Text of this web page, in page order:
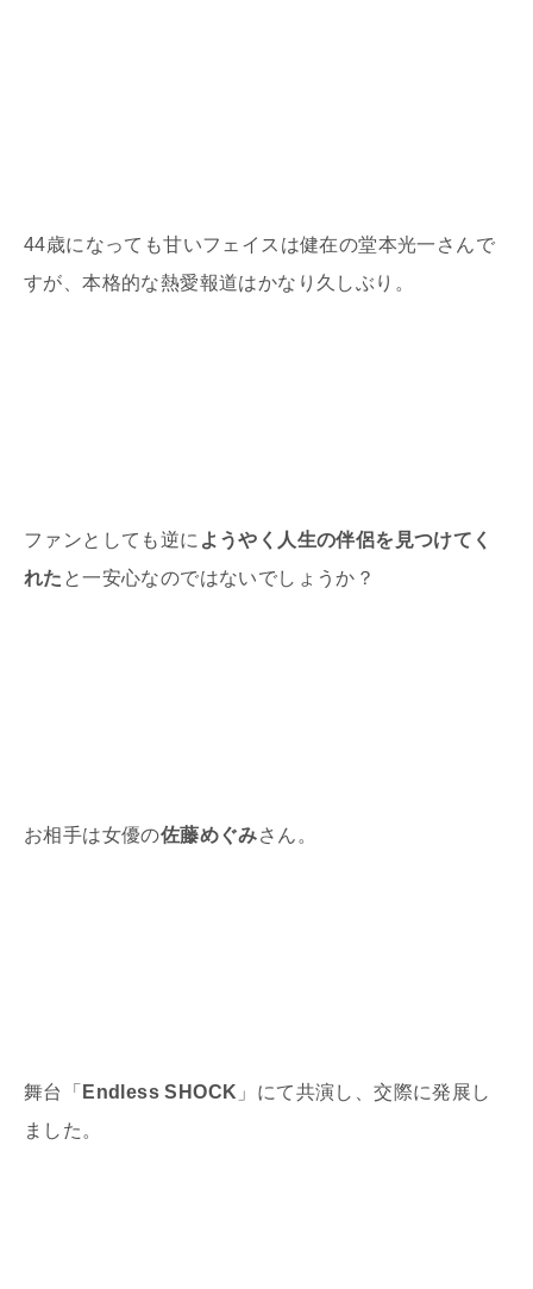
44歳になっても甘いフェイスは健在の堂本光一さんで
すが、本格的な熱愛報道はかなり久しぶり。
ファンとしても逆に ようやく人生の伴侶を見つけてく
れた と一安心なのではないでしょうか？
お相手は女優の佐藤めぐみさん。
舞台「 Endless SHOCK 」にて共演し、交際に発展し
ました。